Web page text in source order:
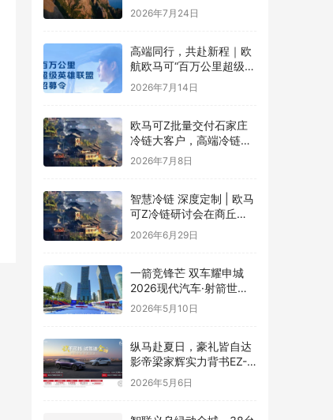
2026年7月24日
高端同行，共赴新程｜欧
航欧马可“百万公里超级英
雄联盟”全球招募正式启动
2026年7月14日
欧马可Z批量交付石家庄
冷链大客户，高端冷链运
力赋能京津冀“鲜”锋物流
2026年7月8日
智慧冷链 深度定制 | 欧马
可Z冷链研讨会在商丘举
行，新能源纯电平台赋能
冷链物流行业升级
2026年6月29日
一箭竞锋芒 双车耀申城
2026现代汽车·射箭世界
杯赛上海站圆满落幕
2026年5月10日
纵马赴夏日，豪礼皆自达
影帝梁家辉实力背书EZ-
60马年版上市 EZ-6超级
置换季开启
2026年5月6日